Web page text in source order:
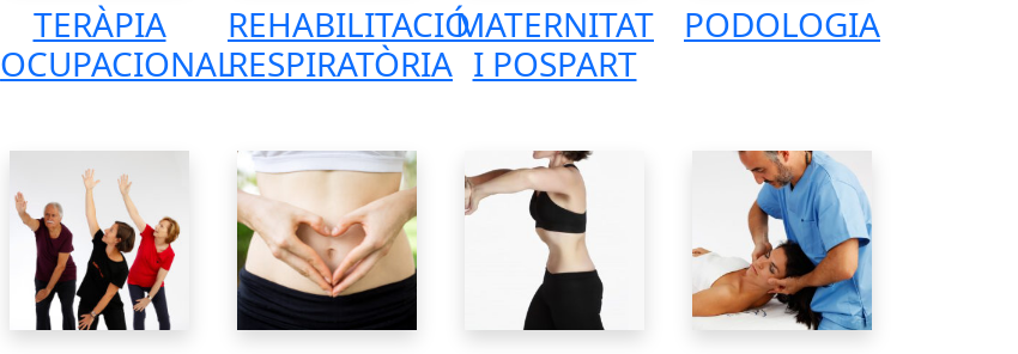
TERÀPIA
OCUPACIONAL
REHABILITACIÓ
RESPIRATÒRIA
MATERNITAT
I POSPART
PODOLOGIA